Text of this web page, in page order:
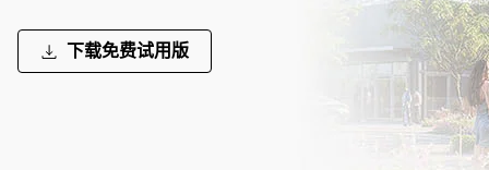
下载免费试用版